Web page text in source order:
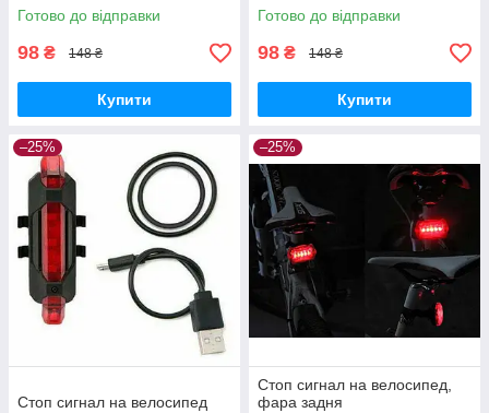
Готово до відправки
98 ₴ 148 ₴
Купити
Готово до відправки
98 ₴ 148 ₴
Купити
–25%
Стоп сигнал на велосипед
–25%
Стоп сигнал на велосипед,
фара задня